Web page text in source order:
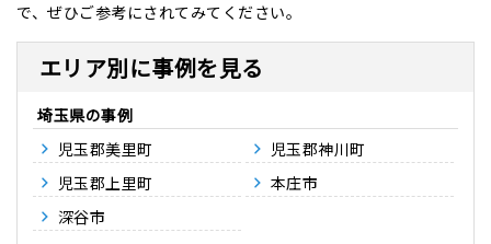
で、ぜひご参考にされてみてください。
エリア別に事例を見る
埼玉県
児玉郡美里町
児玉郡神川町
児玉郡上里町
本庄市
深谷市